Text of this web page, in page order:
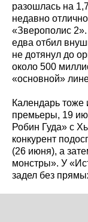
разошлась на
недавно
«Зверополис
едва отбил
не дотянул до
около 500
«основной»
Календарь тоже
премьеры, 19
Робин Гуда» с
конкурент
(26 июня), а
монстры». У
задел без